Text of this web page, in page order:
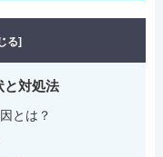
る]
と対処法
とは？